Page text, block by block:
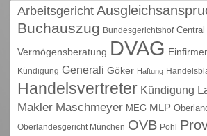
Arbeitsgericht
Buchauszug Bundesgerichtshof Central
Vermögensberatung DVAG
Kündigung Generali Göker Haftung
Handelsvertreter Kündigung
Makler Maschmeyer MEG MLP
Oberlandesgericht München OVB Pohl